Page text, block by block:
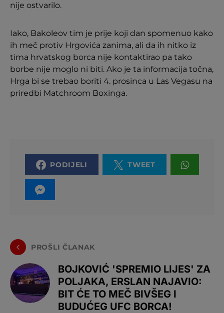
nije ostvarilo.
Iako, Bakoleov tim je prije koji dan spomenuo kako
ih meč protiv Hrgovića zanima, ali da ih nitko iz
tima hrvatskog borca nije kontaktirao pa tako
borbe nije moglo ni biti. Ako je ta informacija točna,
Hrga bi se trebao boriti 4. prosinca u Las Vegasu na
priredbi Matchroom Boxinga.
PODIJELI TWEET
PROŠLI ČLANAK
BOJKOVIĆ 'SPREMIO LIJES' ZA
POLJAKA, ERSLAN NAJAVIO:
BIT ĆE TO MEČ BIVŠEG I
BUDUĆEG UFC BORCA!